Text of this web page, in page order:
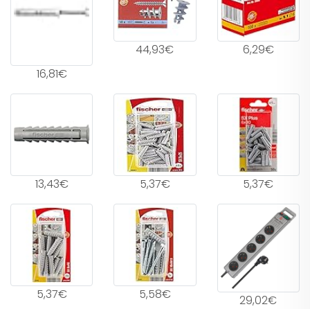
16,81€
44,93€ 6,29€
13,43€ 5,37€ 5,37€
5,37€ 5,58€ 29,02€